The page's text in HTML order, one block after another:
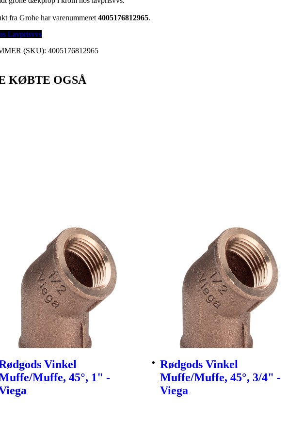
fra Grohe har varenummeret4005176812965.
Lavprisvvs
(SKU):4005176812965
KØBTE OGSÅ
Vinkel
Muffe, 45°, 1" -
Rødgods Vinkel
Muffe/Muffe, 45°, 3/4" -
Viega